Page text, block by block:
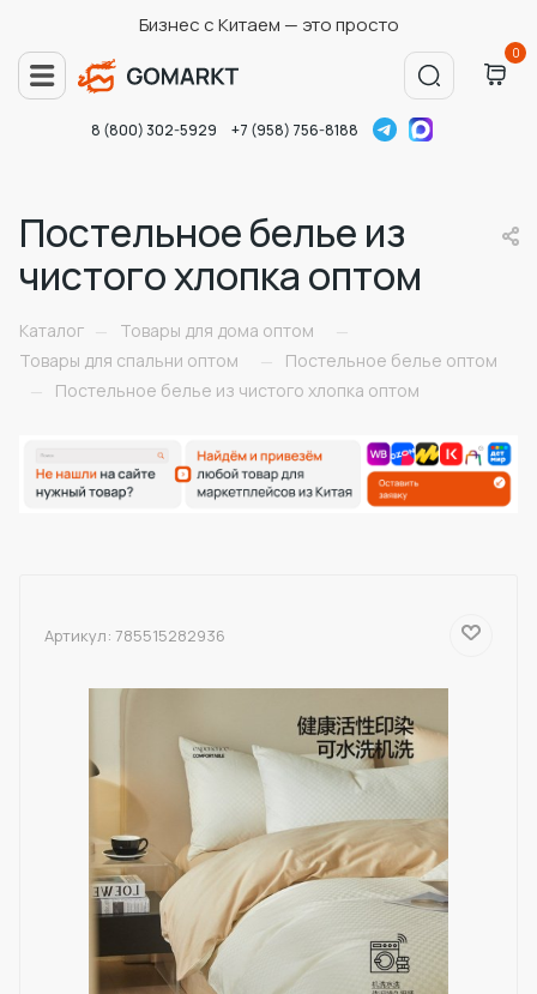
Бизнес с Китаем — это просто
0
8 (800) 302-5929 +7 (958) 756-8188
Постельное белье из
чистого хлопка оптом
Каталог — Товары для дома оптом
—
Товары для спальни оптом
—
Постельное белье оптом
—
Постельное белье из чистого хлопка оптом
Артикул: 785515282936